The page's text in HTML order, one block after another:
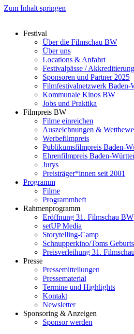
Zum Inhalt springen
Festival
Über die Filmschau BW
Über uns
Locations & Anfahrt
Festivalpässe /
Sponsoren und Partner 2025
Filmfestivalnetzwerk ­Baden-
Kommunale Kinos BW
Jobs und Praktika
Filmpreis BW
Filme einreichen
Auszeichnungen &
Werbefilmpreis
Publikumsfilmpreis Baden-
Ehrenfilmpreis Baden-
Jurys
Preisträger*innen seit 2001
Programm
Filme
Programmheft
Rahmenprogramm
Eröffnung 31. Filmschau BW
setUP Media
Storytelling-Camp
Schnupperkino/Toms
Preisverleihung 31.
Presse
Pressemitteilungen
Pressematerial
Termine und Highlights
Kontakt
Newsletter
Sponsoring & Anzeigen
Sponsor werden